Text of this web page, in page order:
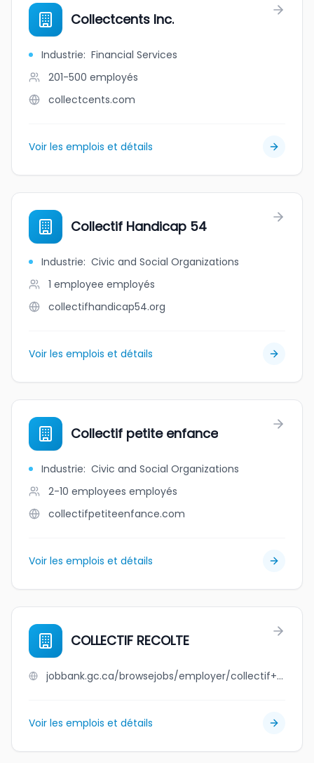
Collectcents Inc.
Industrie: Financial Services
201-500 employés
collectcents.com
Voir les emplois et détails
Collectif Handicap 54
Industrie: Civic and Social Organizations
1 employee employés
collectifhandicap54.org
Voir les emplois et détails
Collectif petite enfance
Industrie: Civic and Social Organizations
2-10 employees employés
collectifpetiteenfance.com
Voir les emplois et détails
COLLECTIF RECOLTE
jobbank.gc.ca/browsejobs/employer/collectif+recolte/ca
Voir les emplois et détails